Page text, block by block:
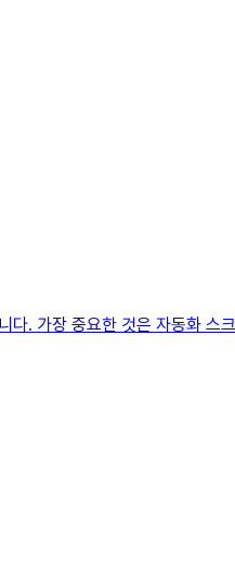
. 가장 중요한 것은 자동화